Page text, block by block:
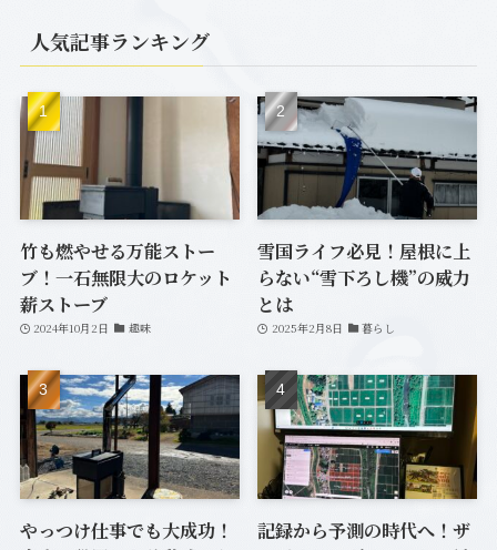
(1)
(12)
(20)
(6)
(2)
人気記事ランキング
竹も燃やせる万能ストー
ブ！一石無限大のロケット
薪ストーブ
2024年10月2日 趣味
雪国ライフ必見！屋根に上
らない“雪下ろし機”の威力
とは
2025年2月8日 暮らし
やっつけ仕事でも大成功！
記録から予測の時代へ！ザ